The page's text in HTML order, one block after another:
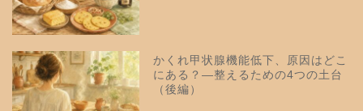
かくれ甲状腺機能低下、原因はどこ
にある？—整えるための4つの土台
（後編）